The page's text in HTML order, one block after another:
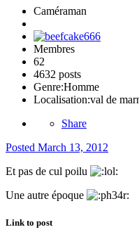
Caméraman
Membres
62
4632 posts
Genre:Homme
Localisation:val de
Share
Posted March 13, 2012
Et pas de cul poilu
Une autre époque
Link to post